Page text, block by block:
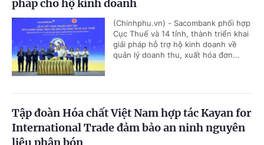
pháp cho hộ kinh doanh
(Chinhphu.vn) - Sacombank phối hợp
Cục Thuế và 14 tỉnh, thành triển khai
giải pháp hỗ trợ hộ kinh doanh về
quản lý doanh thu, xuất hóa đơn...
Tập đoàn Hóa chất Việt Nam hợp tác Kayan for
International Trade đảm bảo an ninh nguyên